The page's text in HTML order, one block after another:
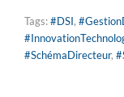
Tags:#DSI,
#SchémaDirecteur,